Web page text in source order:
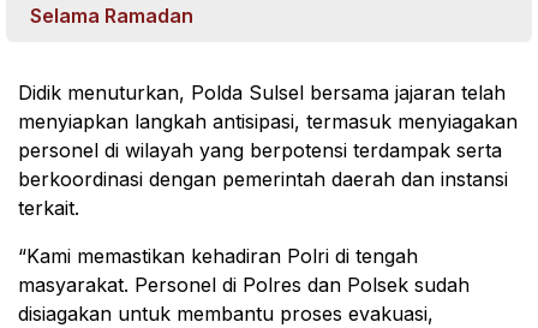
Selama Ramadan
Didik menuturkan, Polda Sulsel bersama jajaran telah
menyiapkan langkah antisipasi, termasuk menyiagakan
personel di wilayah yang berpotensi terdampak serta
berkoordinasi dengan pemerintah daerah dan instansi
terkait.
“Kami memastikan kehadiran Polri di tengah
masyarakat. Personel di Polres dan Polsek sudah
disiagakan untuk membantu proses evakuasi,